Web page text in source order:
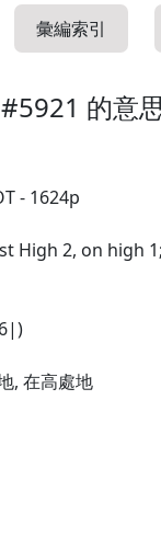
彙編索引
的意
- 1624p
High 2, on high
, 在高處地